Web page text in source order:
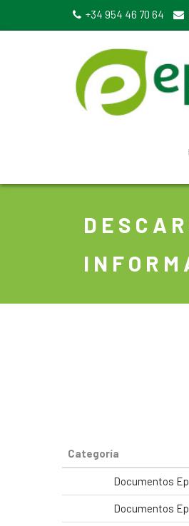
+34 954 46 70 64
Categoría
Documentos
Documentos